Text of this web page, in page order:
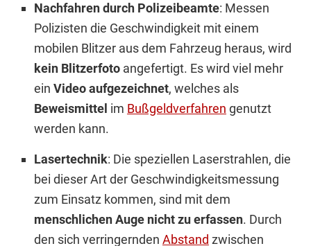
Nachfahren durch Polizeibeamte: Messen
Polizisten die Geschwindigkeit mit einem
mobilen Blitzer aus dem Fahrzeug heraus, wird
kein Blitzerfotoangefertigt. Es wird viel mehr
ein Video aufgezeichnet, welches als
Beweismittel im Bußgeldverfahren genutzt
werden kann.
Lasertechnik: Die speziellen Laserstrahlen, die
bei dieser Art der Geschwindigkeitsmessung
zum Einsatz kommen, sind mit dem
menschlichen Auge nicht zu erfassen. Durch
den sich verringernden Abstand zwischen